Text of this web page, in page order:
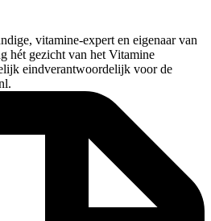
vitamine-expert en eigenaar van
hét gezicht van het Vitamine
eindverantwoordelijk voor de